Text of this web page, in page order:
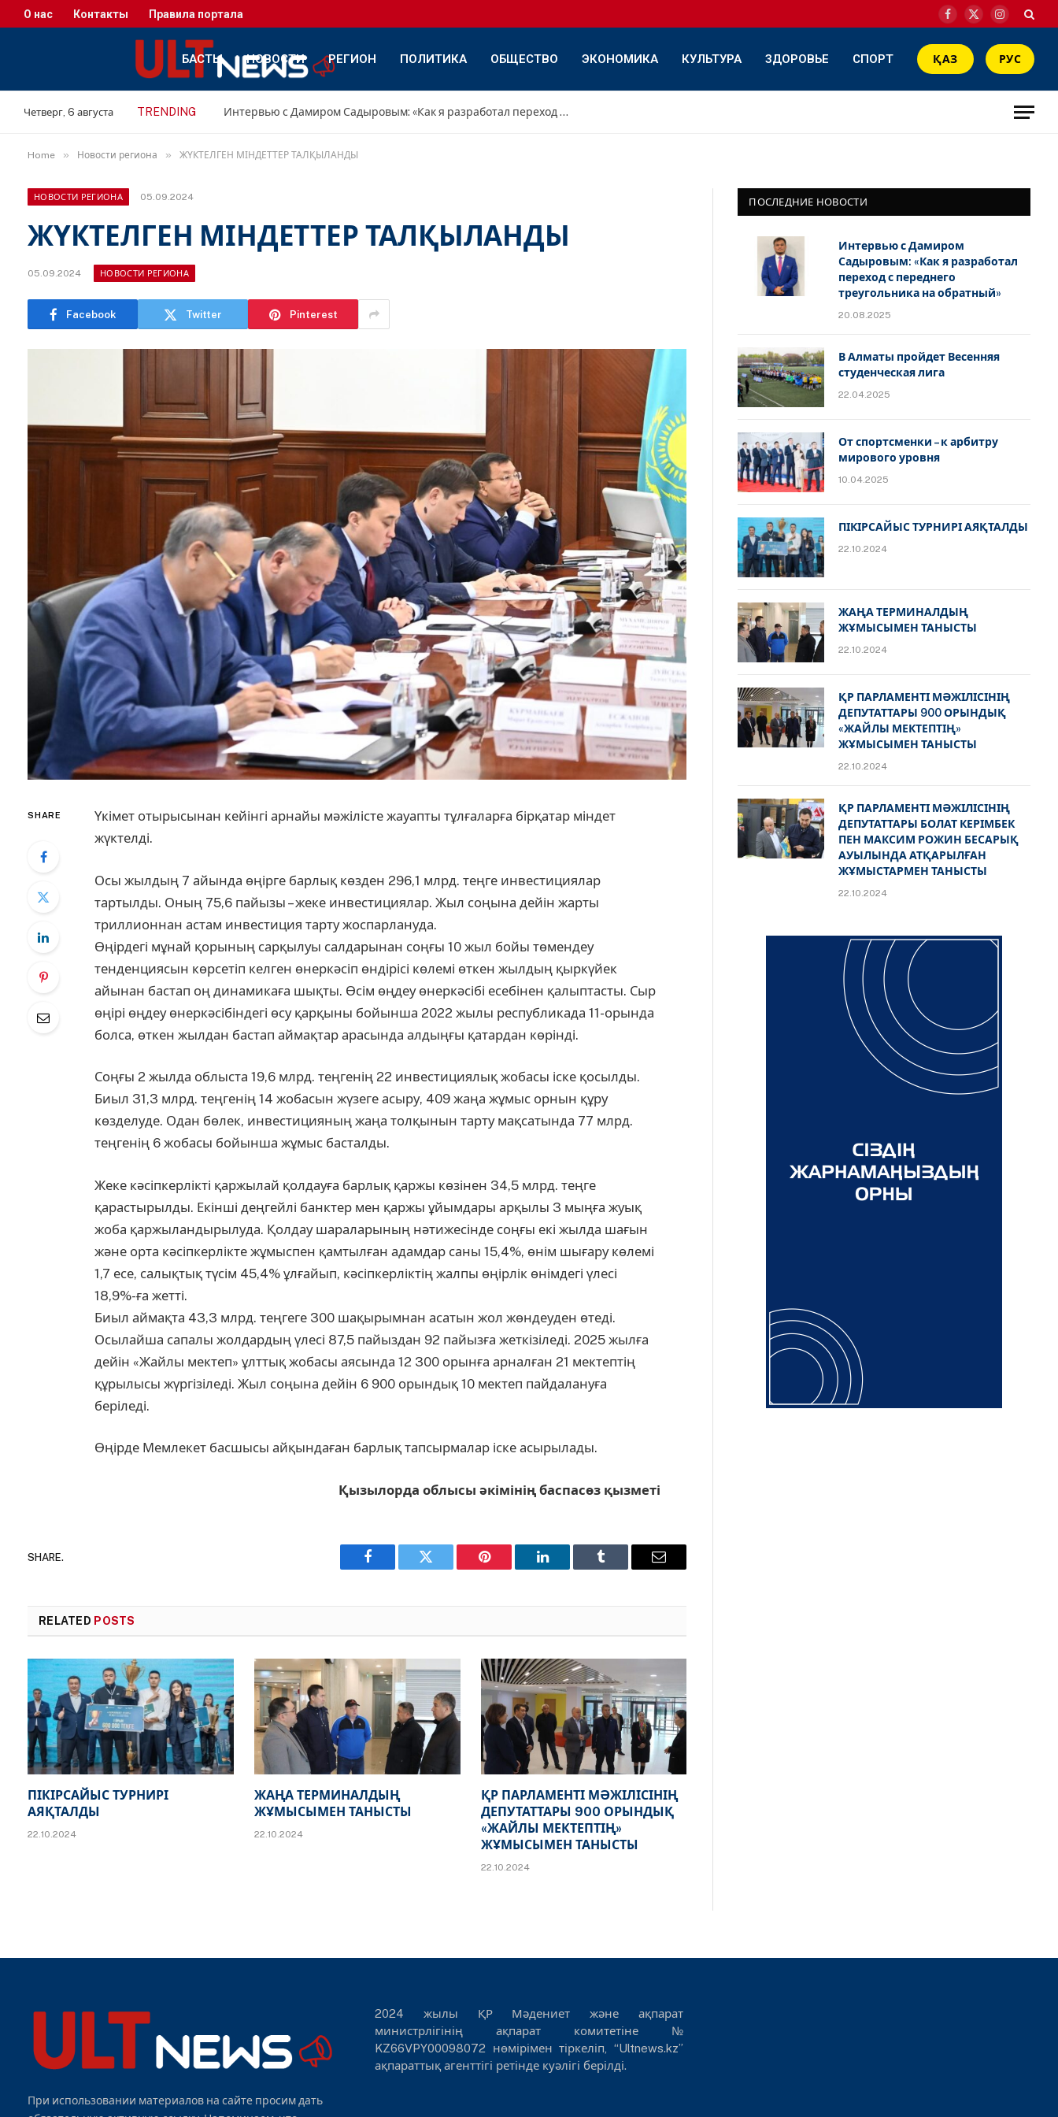
О нас Контакты Правила портала
Facebook
X
Instagram
БАСТЫ НОВОСТИ РЕГИОН ПОЛИТИКА ОБЩЕСТВО ЭКОНОМИКА КУЛЬТУРА ЗДОРОВЬЕ СПОРТ ҚАЗ РУС
Четверг, 6 августа TRENDING Интервью с Дамиром Садыровым: «Как я разработал переход с переднего треугольника на обратный»
Home » Новости региона » ЖҮКТЕЛГЕН МІНДЕТТЕР ТАЛҚЫЛАНДЫ
НОВОСТИ РЕГИОНА 05.09.2024
ЖҮКТЕЛГЕН МІНДЕТТЕР ТАЛҚЫЛАНДЫ
05.09.2024 НОВОСТИ РЕГИОНА
Facebook Twitter Pinterest
SHARE
Үкімет отырысынан кейінгі арнайы мәжілісте жауапты тұлғаларға бірқатар міндет
жүктелді.
Осы жылдың 7 айында өңірге барлық көзден 296,1 млрд. теңге инвестициялар
тартылды. Оның 75,6 пайызы – жеке инвестициялар. Жыл соңына дейін жарты
триллионнан астам инвестиция тарту жоспарлануда.
Өңірдегі мұнай қорының сарқылуы салдарынан соңғы 10 жыл бойы төмендеу
тенденциясын көрсетіп келген өнеркәсіп өндірісі көлемі өткен жылдың қыркүйек
айынан бастап оң динамикаға шықты. Өсім өңдеу өнеркәсібі есебінен қалыптасты. Сыр
өңірі өңдеу өнеркәсібіндегі өсу қарқыны бойынша 2022 жылы республикада 11-орында
болса, өткен жылдан бастап аймақтар арасында алдыңғы қатардан көрінді.
Соңғы 2 жылда облыста 19,6 млрд. теңгенің 22 инвестициялық жобасы іске қосылды.
Биыл 31,3 млрд. теңгенің 14 жобасын жүзеге асыру, 409 жаңа жұмыс орнын құру
көзделуде. Одан бөлек, инвестицияның жаңа толқынын тарту мақсатында 77 млрд.
теңгенің 6 жобасы бойынша жұмыс басталды.
Жеке кәсіпкерлікті қаржылай қолдауға барлық қаржы көзінен 34,5 млрд. теңге
қарастырылды. Екінші деңгейлі банктер мен қаржы ұйымдары арқылы 3 мыңға жуық
жоба қаржыландырылуда. Қолдау шараларының нәтижесінде соңғы екі жылда шағын
және орта кәсіпкерлікте жұмыспен қамтылған адамдар саны 15,4%, өнім шығару көлемі
1,7 есе, салықтық түсім 45,4% ұлғайып, кәсіпкерліктің жалпы өңірлік өнімдегі үлесі
18,9%-ға жетті.
Биыл аймақта 43,3 млрд. теңгеге 300 шақырымнан асатын жол жөндеуден өтеді.
Осылайша сапалы жолдардың үлесі 87,5 пайыздан 92 пайызға жеткізіледі. 2025 жылға
дейін «Жайлы мектеп» ұлттық жобасы аясында 12 300 орынға арналған 21 мектептің
құрылысы жүргізіледі. Жыл соңына дейін 6 900 орындық 10 мектеп пайдалануға
беріледі.
Өңірде Мемлекет басшысы айқындаған барлық тапсырмалар іске асырылады.
Қызылорда облысы әкімінің баспасөз қызметі
SHARE.
Facebook Twitter Pinterest LinkedIn Tumblr Email
RELATED POSTS
ПІКІРСАЙЫС ТУРНИРІ
АЯҚТАЛДЫ
22.10.2024
ЖАҢА ТЕРМИНАЛДЫҢ
ЖҰМЫСЫМЕН ТАНЫСТЫ
22.10.2024
ҚР ПАРЛАМЕНТІ МӘЖІЛІСІНІҢ
ДЕПУТАТТАРЫ 900 ОРЫНДЫҚ
«ЖАЙЛЫ МЕКТЕПТІҢ»
ЖҰМЫСЫМЕН ТАНЫСТЫ
22.10.2024
ПОСЛЕДНИЕ НОВОСТИ
Интервью с Дамиром
Садыровым: «Как я разработал
переход с переднего
треугольника на обратный»
20.08.2025
В Алматы пройдет Весенняя
студенческая лига
22.04.2025
От спортсменки – к арбитру
мирового уровня
10.04.2025
ПІКІРСАЙЫС ТУРНИРІ АЯҚТАЛДЫ
22.10.2024
ЖАҢА ТЕРМИНАЛДЫҢ
ЖҰМЫСЫМЕН ТАНЫСТЫ
22.10.2024
ҚР ПАРЛАМЕНТІ МӘЖІЛІСІНІҢ
ДЕПУТАТТАРЫ 900 ОРЫНДЫҚ
«ЖАЙЛЫ МЕКТЕПТІҢ»
ЖҰМЫСЫМЕН ТАНЫСТЫ
22.10.2024
ҚР ПАРЛАМЕНТІ МӘЖІЛІСІНІҢ
ДЕПУТАТТАРЫ БОЛАТ КЕРІМБЕК
ПЕН МАКСИМ РОЖИН БЕСАРЫҚ
АУЫЛЫНДА АТҚАРЫЛҒАН
ЖҰМЫСТАРМЕН ТАНЫСТЫ
22.10.2024
При использовании материалов на сайте просим дать
2024 жылы ҚР Мәдениет және ақпарат
министрлігінің ақпарат комитетіне №
KZ66VPY00098072 нөмірімен тіркеліп, “Ultnews.kz”
ақпараттық агенттігі ретінде куәлігі берілді.